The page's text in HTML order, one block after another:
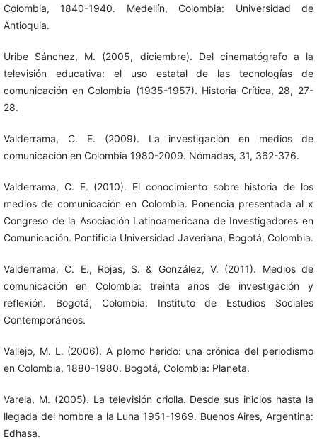
Colombia, 1840-1940. Medellín, Colombia: Universidad de
Antioquia.
Uribe Sánchez, M. (2005, diciembre). Del cinematógrafo a la
televisión educativa: el uso estatal de las tecnologías de
comunicación en Colombia (1935-1957). Historia Crítica, 28, 27-
28.
Valderrama, C. E. (2009). La investigación en medios de
comunicación en Colombia 1980-2009. Nómadas, 31, 362-376.
Valderrama, C. E. (2010). El conocimiento sobre historia de los
medios de comunicación en Colombia. Ponencia presentada al x
Congreso de la Asociación Latinoamericana de Investigadores en
Comunicación. Pontificia Universidad Javeriana, Bogotá, Colombia.
Valderrama, C. E., Rojas, S. & González, V. (2011). Medios de
comunicación en Colombia: treinta años de investigación y
reflexión. Bogotá, Colombia: Instituto de Estudios Sociales
Contemporáneos.
Vallejo, M. L. (2006). A plomo herido: una crónica del periodismo
en Colombia, 1880-1980. Bogotá, Colombia: Planeta.
Varela, M. (2005). La televisión criolla. Desde sus inicios hasta la
llegada del hombre a la Luna 1951-1969. Buenos Aires, Argentina:
Edhasa.